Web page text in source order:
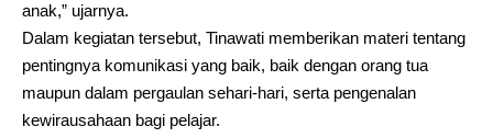
anak,” ujarnya.
Dalam kegiatan tersebut, Tinawati memberikan materi tentang
pentingnya komunikasi yang baik, baik dengan orang tua
maupun dalam pergaulan sehari-hari, serta pengenalan
kewirausahaan bagi pelajar.